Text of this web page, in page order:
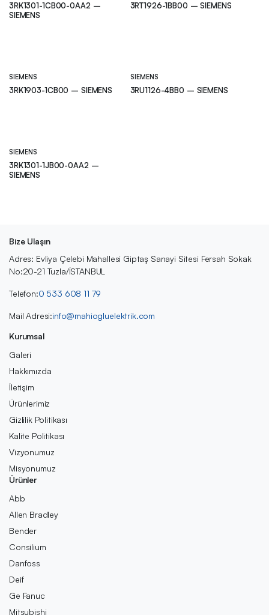
3RK1301-1CB00-0AA2 –
SIEMENS
3RT1926-1BB00 – SIEMENS
SIEMENS
3RK1903-1CB00 – SIEMENS
SIEMENS
3RU1126-4BB0 – SIEMENS
SIEMENS
3RK1301-1JB00-0AA2 –
SIEMENS
Bize Ulaşın
Adres: Evliya Çelebi Mahallesi Giptaş Sanayi Sitesi Fersah Sokak
No:20-21 Tuzla/İSTANBUL
Telefon:0 533 608 11 79
Mail Adresi:info@mahiogluelektrik.com
Kurumsal
Galeri
Hakkımızda
İletişim
Ürünlerimiz
Gizlilik Politikası
Kalite Politikası
Vizyonumuz
Misyonumuz
Ürünler
Abb
Allen Bradley
Bender
Consilium
Danfoss
Deif
Ge Fanuc
Mitsubishi